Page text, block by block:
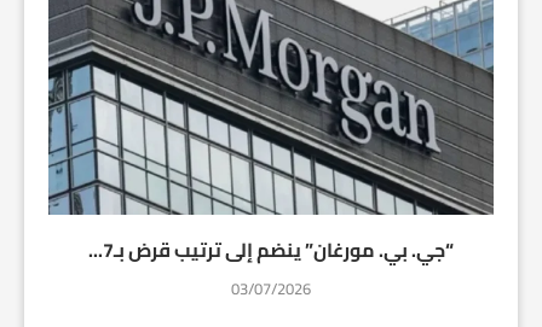
“جي. بي. مورغان” ينضم إلى ترتيب قرض بـ7...
03/07/2026